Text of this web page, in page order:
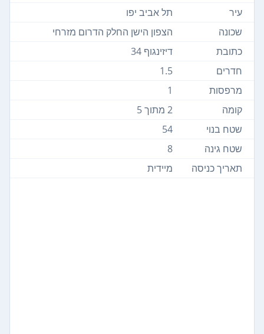
עיר
תל אביב יפו
שכונה
הצפון הישן החלק הדרום מזרחי
כתובת
דיזינגוף 34
חדרים
1.5
מרפסות
1
קומה
2 מתוך 5
שטח בנוי
54
שטח גינה
8
תאריך כניסה
מיידית